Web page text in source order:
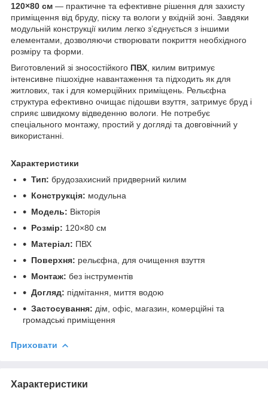
120×80 см — практичне та ефективне рішення для захисту
приміщення від бруду, піску та вологи у вхідній зоні. Завдяки
модульній конструкції килим легко з’єднується з іншими
елементами, дозволяючи створювати покриття необхідного
розміру та форми.
Виготовлений зі зносостійкого ПВХ , килим витримує
інтенсивне пішохідне навантаження та підходить як для
житлових, так і для комерційних приміщень. Рельєфна
структура ефективно очищає підошви взуття, затримує бруд і
сприяє швидкому відведенню вологи. Не потребує
спеціального монтажу, простий у догляді та довговічний у
використанні.
Характеристики
Тип: брудозахисний придверний килим
Конструкція: модульна
Модель: Вікторія
Розмір: 120×80 см
Матеріал: ПВХ
Поверхня: рельєфна, для очищення взуття
Монтаж: без інструментів
Догляд: підмітання, миття водою
Застосування: дім, офіс, магазин, комерційні та
громадські приміщення
Приховати
Характеристики